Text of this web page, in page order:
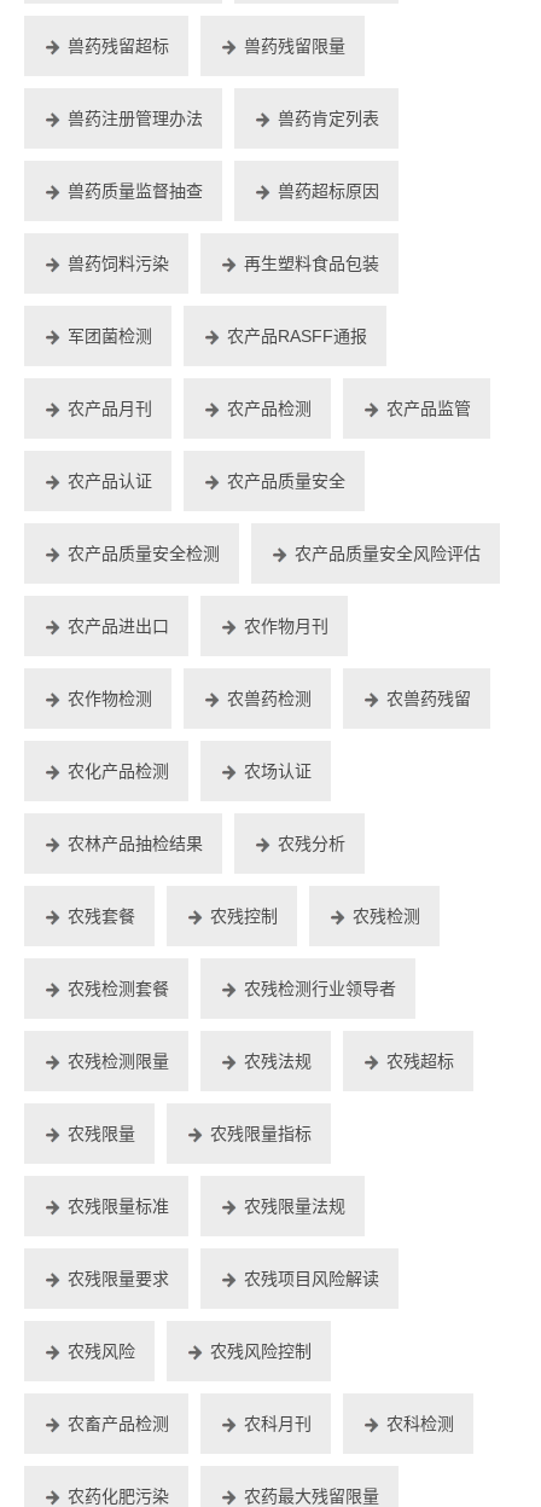
兽药残留超标 兽药残留限量
兽药注册管理办法 兽药肯定列表
兽药质量监督抽查 兽药超标原因
兽药饲料污染 再生塑料食品包装
军团菌检测 农产品RASFF通报
农产品月刊 农产品检测 农产品监管
农产品认证 农产品质量安全
农产品质量安全检测 农产品质量安全风险评估
农产品进出口 农作物月刊
农作物检测 农兽药检测 农兽药残留
农化产品检测 农场认证
农林产品抽检结果 农残分析
农残套餐 农残控制 农残检测
农残检测套餐 农残检测行业领导者
农残检测限量 农残法规 农残超标
农残限量 农残限量指标
农残限量标准 农残限量法规
农残限量要求 农残项目风险解读
农残风险 农残风险控制
农畜产品检测 农科月刊 农科检测
农药化肥污染 农药最大残留限量